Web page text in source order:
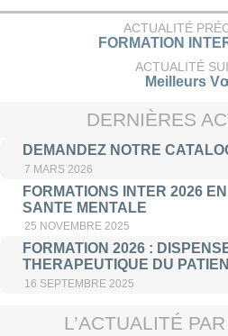
ACTUALITÉ
FORMATION
ACTUALITÉ
Meilleurs
DERNIÈRES
DEMANDEZ NOTRE
7 MARS 2026
FORMATIONS INTER 2026
SANTE MENTALE
25 NOVEMBRE 2025
FORMATION 2026 :
THERAPEUTIQUE DU
16 SEPTEMBRE 2025
L’ACTUALITÉ